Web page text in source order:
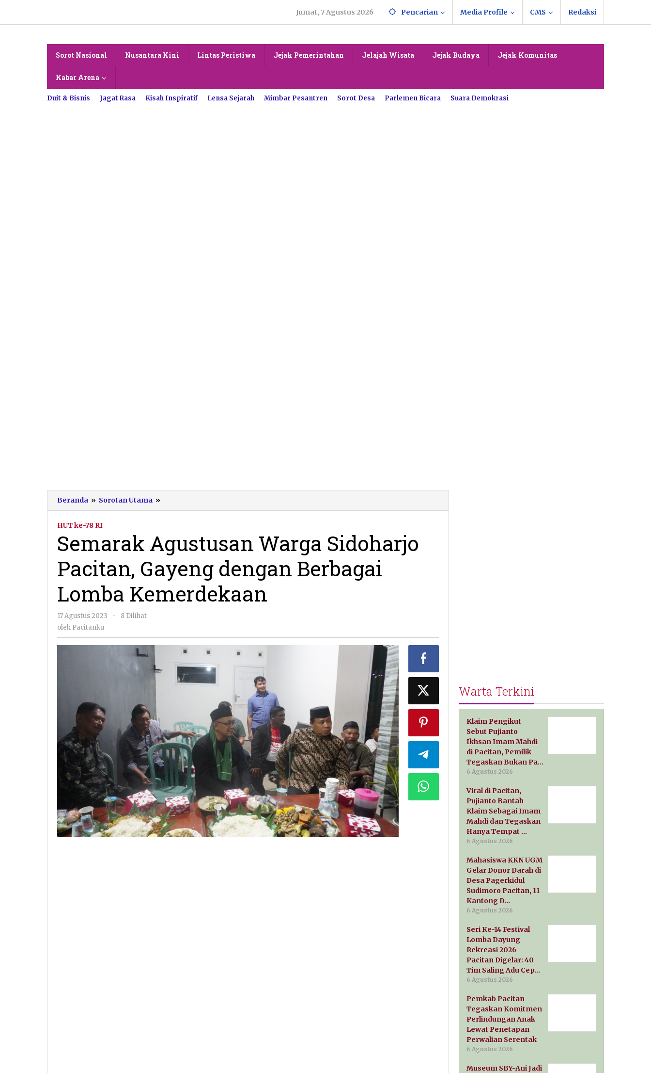
konten
Jumat, 7 Agustus 2026 Pencarian Media Profile CMS Redaksi
Sorot Nasional Nusantara Kini Lintas Peristiwa Jejak Pemerintahan Jelajah Wisata Jejak Budaya Jejak Komunitas
Kabar Arena
Duit & Bisnis Jagat Rasa Kisah Inspiratif Lensa Sejarah Mimbar Pesantren Sorot Desa Parlemen Bicara Suara Demokrasi
Beranda » Sorotan Utama »
Agustusan
Pacitan,
Gayeng
Berbagai
Lomba
Kemerdekaan
HUT ke-78 RI
Semarak Agustusan Warga Sidoharjo
Pacitan, Gayeng dengan Berbagai
Lomba Kemerdekaan
17 Agustus 2023
oleh
-
8 Dilihat
oleh Pacitanku
Warta Terkini
Klaim Pengikut
Sebut Pujianto
Ikhsan Imam Mahdi
di Pacitan, Pemilik
Tegaskan Bukan Pa…
6 Agustus 2026
Viral di Pacitan,
Pujianto Bantah
Klaim Sebagai Imam
Mahdi dan Tegaskan
Hanya Tempat …
6 Agustus 2026
Mahasiswa KKN UGM
Gelar Donor Darah di
Desa Pagerkidul
Sudimoro Pacitan, 11
Kantong D…
6 Agustus 2026
Seri Ke-14 Festival
Lomba Dayung
Rekreasi 2026
Pacitan Digelar: 40
Tim Saling Adu Cep…
6 Agustus 2026
Pemkab Pacitan
Tegaskan Komitmen
Perlindungan Anak
Lewat Penetapan
Perwalian Serentak
6 Agustus 2026
Museum SBY-Ani Jadi